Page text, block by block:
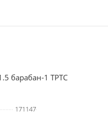
барабан-1 ТРТС
171147